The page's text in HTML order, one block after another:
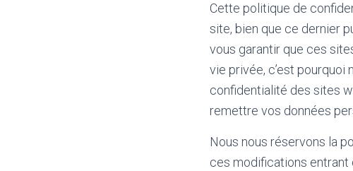
Cette politique de
site, bien que ce dernier
vous garantir que ces
vie privée, c’est
confidentialité des sites
remettre vos données
Nous nous réservons la
ces modifications entrant